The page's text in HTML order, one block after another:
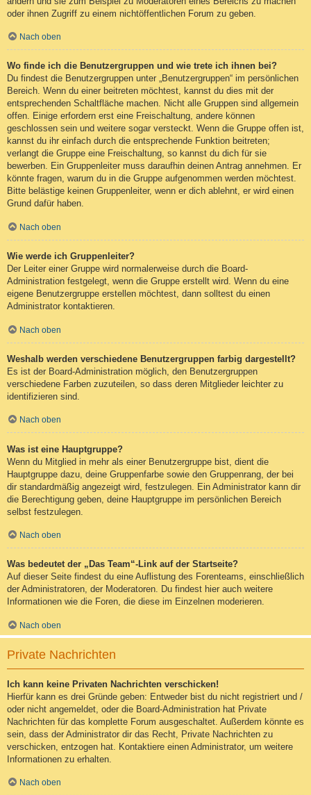
oder ihnen Zugriff zu einem nichtöffentlichen Forum zu geben.
Nach oben
Wo finde ich die Benutzergruppen und wie trete ich ihnen bei?
Du findest die Benutzergruppen unter „Benutzergruppen“ im persönlichen
Bereich. Wenn du einer beitreten möchtest, kannst du dies mit der
entsprechenden Schaltfläche machen. Nicht alle Gruppen sind allgemein
offen. Einige erfordern erst eine Freischaltung, andere können
geschlossen sein und weitere sogar versteckt. Wenn die Gruppe offen ist,
kannst du ihr einfach durch die entsprechende Funktion beitreten;
verlangt die Gruppe eine Freischaltung, so kannst du dich für sie
bewerben. Ein Gruppenleiter muss daraufhin deinen Antrag annehmen. Er
könnte fragen, warum du in die Gruppe aufgenommen werden möchtest.
Bitte belästige keinen Gruppenleiter, wenn er dich ablehnt, er wird einen
Grund dafür haben.
Nach oben
Wie werde ich Gruppenleiter?
Der Leiter einer Gruppe wird normalerweise durch die Board-
Administration festgelegt, wenn die Gruppe erstellt wird. Wenn du eine
eigene Benutzergruppe erstellen möchtest, dann solltest du einen
Administrator kontaktieren.
Nach oben
Weshalb werden verschiedene Benutzergruppen farbig dargestellt?
Es ist der Board-Administration möglich, den Benutzergruppen
verschiedene Farben zuzuteilen, so dass deren Mitglieder leichter zu
identifizieren sind.
Nach oben
Was ist eine Hauptgruppe?
Wenn du Mitglied in mehr als einer Benutzergruppe bist, dient die
Hauptgruppe dazu, deine Gruppenfarbe sowie den Gruppenrang, der bei
dir standardmäßig angezeigt wird, festzulegen. Ein Administrator kann dir
die Berechtigung geben, deine Hauptgruppe im persönlichen Bereich
selbst festzulegen.
Nach oben
Was bedeutet der „Das Team“-Link auf der Startseite?
Auf dieser Seite findest du eine Auflistung des Forenteams, einschließlich
der Administratoren, der Moderatoren. Du findest hier auch weitere
Informationen wie die Foren, die diese im Einzelnen moderieren.
Nach oben
Private Nachrichten
Ich kann keine Privaten Nachrichten verschicken!
Hierfür kann es drei Gründe geben: Entweder bist du nicht registriert und /
oder nicht angemeldet, oder die Board-Administration hat Private
Nachrichten für das komplette Forum ausgeschaltet. Außerdem könnte es
sein, dass der Administrator dir das Recht, Private Nachrichten zu
verschicken, entzogen hat. Kontaktiere einen Administrator, um weitere
Informationen zu erhalten.
Nach oben